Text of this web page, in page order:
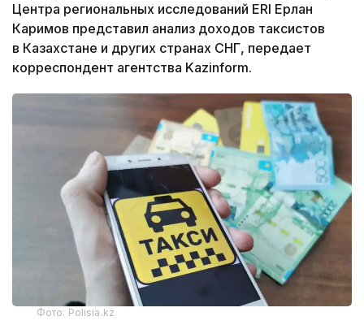
Центра региональных исследований ERI Ерлан
Каримов представил анализ доходов таксистов
в Казахстане и других странах СНГ, передает
корреспондент агентства Kazinform.
Фото: Polisia.kz